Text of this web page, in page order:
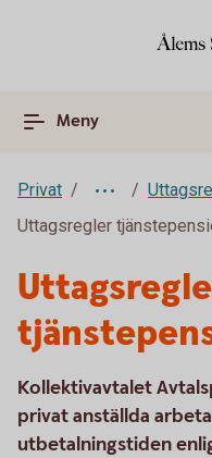
Meny
Privat
Uttagsregler
Kollektivavtalet
privat anställda
utbetalningstiden